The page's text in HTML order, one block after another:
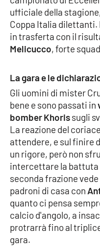
VIDEO
Ambiente
Cultura
Economia e Lavoro
Politica
Sanità
Società
Sport
ufficiale della
Coppa Italia dilettanti.
in trasferta con il
Melicucco, forte
La gara e le
Gli uomini di mister
bene e sono passati in
bomber Khorissugli
La reazione del
attendere, e sul finire
un rigore, però non
intercettare la battuta
seconda frazione
padroni di casa con
quanto ci pensa
calcio d'angolo, a
protrarrà fino al
gara.